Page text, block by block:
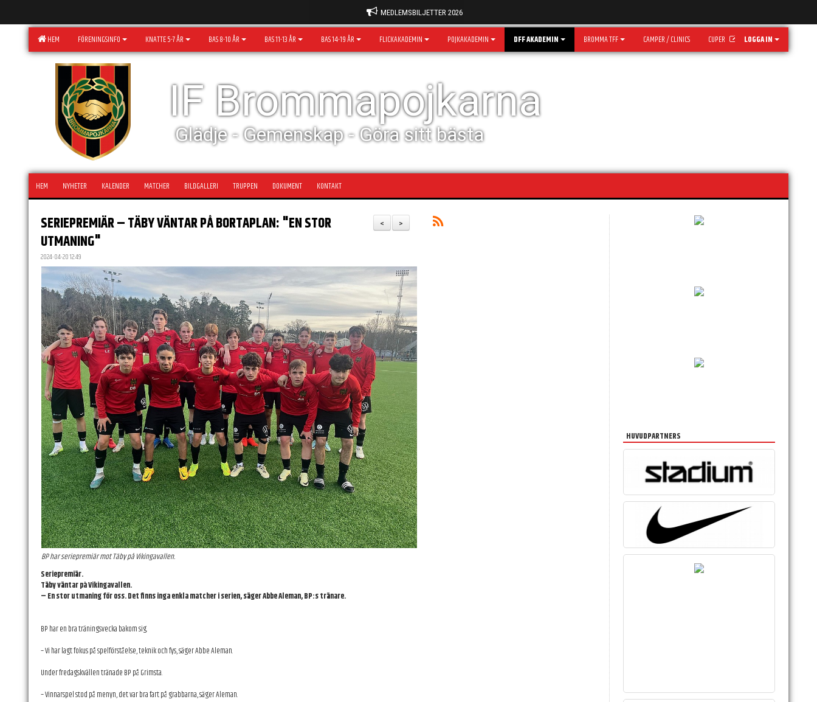
MEDLEMSBILJETTER 2026
HEM FÖRENINGSINFO KNATTE 5-7 ÅR BAS 8-10 ÅR BAS 11-13 ÅR BAS 14-19 ÅR FLICKAKADEMIN POJKAKADEMIN DFF AKADEMIN BROMMA TFF CAMPER / CLINICS CUPER LOGGA IN
IF Brommapojkarna
Glädje - Gemenskap - Göra sitt bästa
HEM NYHETER KALENDER MATCHER BILDGALLERI TRUPPEN DOKUMENT KONTAKT
>
<
SERIEPREMIÄR – TÄBY VÄNTAR PÅ BORTAPLAN: "EN STOR
UTMANING"
2024-04-20 12:49
BP har seriepremiär mot Täby på Vikingavallen.
Seriepremiär.
Täby väntar på Vikingavallen.
– En stor utmaning för oss. Det finns inga enkla matcher i serien, säger Abbe Aleman, BP:s tränare.
BP har en bra träningsvecka bakom sig.
– Vi har lagt fokus på spelförståelse, teknik och fys, säger Abbe Aleman.
Under fredagskvällen tränade BP på Grimsta.
– Vinnarspel stod på menyn, det var bra fart på grabbarna, säger Aleman.
HUVUDPARTNERS